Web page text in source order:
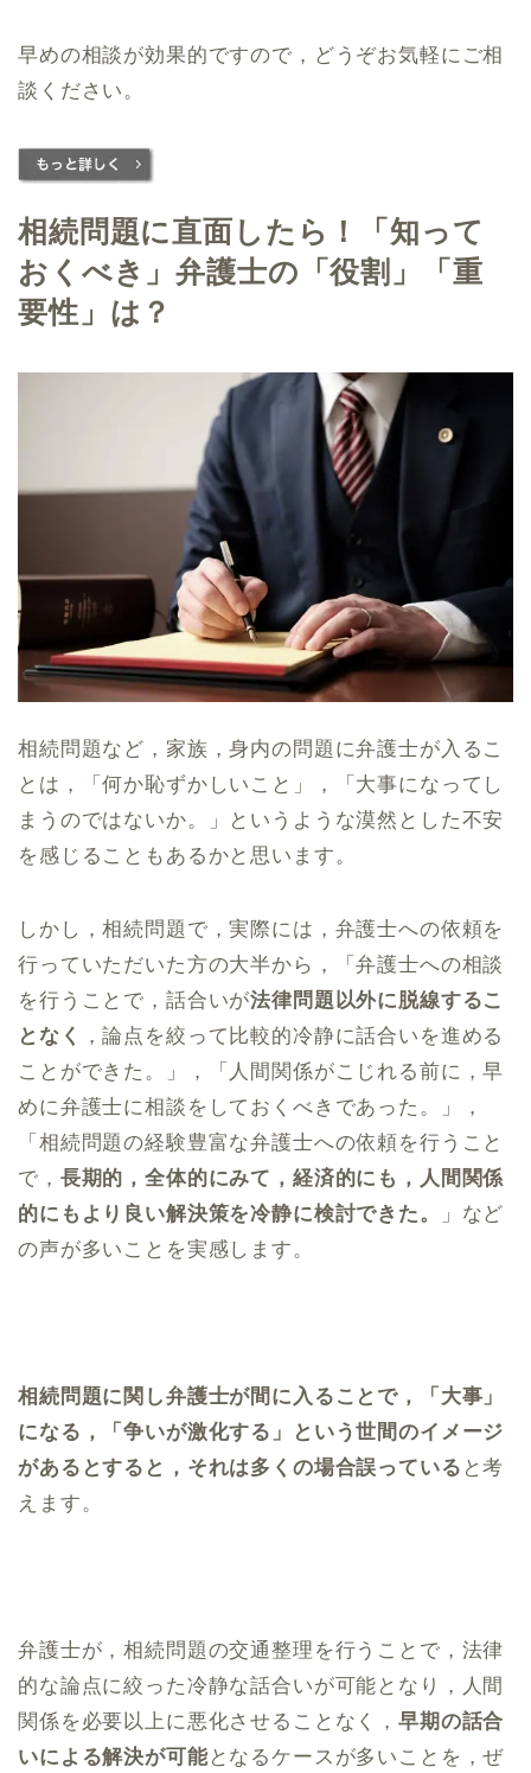
早めの相談が効果的ですので，どうぞお気軽にご相
談ください。
相続問題に直面したら！「知って
おくべき」弁護士の「役割」「重
要性」は？
相続問題など，家族，身内の問題に弁護士が入るこ
とは，「何か恥ずかしいこと」，「大事になってし
まうのではないか。」というような漠然とした不安
を感じることもあるかと思います。
しかし，相続問題で，実際には，弁護士への依頼を
行っていただいた方の大半から，「弁護士への相談
を行うことで，話合いが法律問題以外に脱線するこ
となく
，論点を絞って比較的冷静に話合いを進める
ことができた。」，「人間関係がこじれる前に，早
めに弁護士に相談をしておくべきであった。」，
「相続問題の経験豊富な弁護士への依頼を行うこと
で， 長期的，全体的にみて，経済的にも，人間関係
的にもより良い解決策を冷静に検討できた。
」など
の声が多いことを実感します。
相続問題に関し弁護士が間に入ることで，「大事」
になる，「争いが激化する」という世間のイメージ
があるとすると，それは多くの場合誤っている と考
えます。
弁護士が，相続問題の交通整理を行うことで，法律
的な論点に絞った冷静な話合いが可能となり，人間
関係を必要以上に悪化させることなく，早期の話合
いによる解決が可能となるケースが多いことを，ぜ